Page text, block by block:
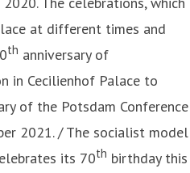
at different times and
th anniversary of
in Cecilienhof Palace to
of the Potsdam Conference
2021. / The socialist model
its 70th birthday this